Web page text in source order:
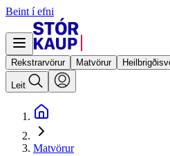
Beint í efni
Rekstrarvörur Matvörur
Leit
Matvörur